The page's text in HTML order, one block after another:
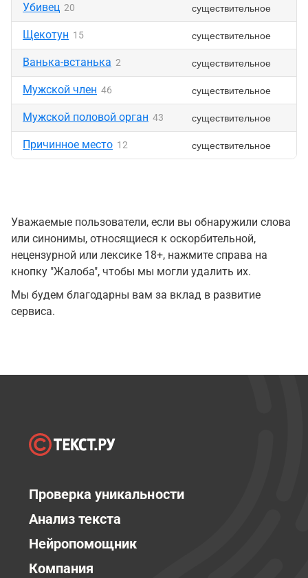
Убивец 20 существительное
Щекотун 15 существительное
Ванька-встанька 2 существительное
Мужской член 46 существительное
Мужской половой орган 43 существительное
Причинное место 12 существительное
Уважаемые пользователи, если вы обнаружили слова
или синонимы, относящиеся к оскорбительной,
нецензурной или лексике 18+, нажмите справа на
кнопку "Жалоба", чтобы мы могли удалить их.
Мы будем благодарны вам за вклад в развитие
сервиса.
Проверка уникальности
Анализ текста
Нейропомощник
Компания